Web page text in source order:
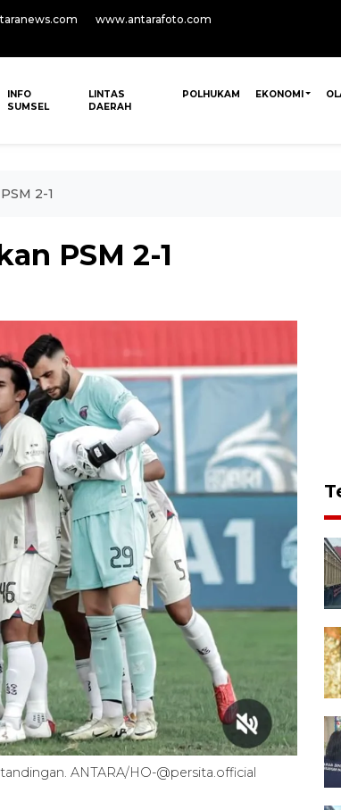
www.antarafoto.com
INFO
SUMSEL
LINTAS
DAERAH
POLHUKAM EKONOMI
2-1
PSM 2-1
ANTARA/HO-@persita.official